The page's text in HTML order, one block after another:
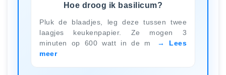
Hoe droog ik basilicum?
Pluk de blaadjes, leg deze tussen twee
laagjes keukenpapier. Ze mogen 3
minuten op 600 watt in de m
Lees
meer